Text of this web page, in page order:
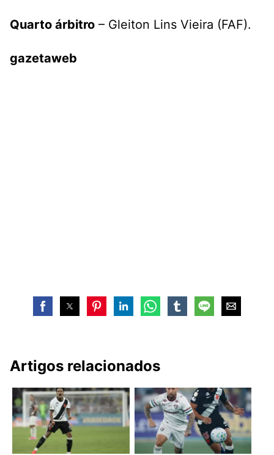
Quarto árbitro – Gleiton Lins Vieira (FAF).
gazetaweb
Artigos relacionados